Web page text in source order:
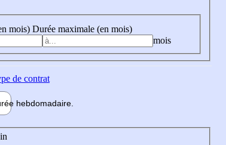
mois) Durée maximale (en mois)
mois
de contrat
hebdomadaire